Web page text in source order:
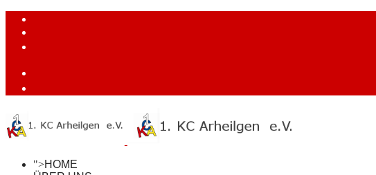
">HOME